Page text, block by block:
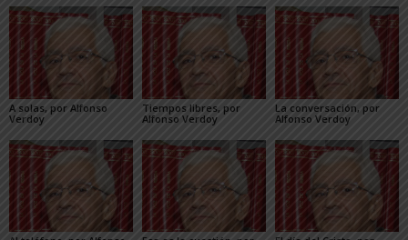
A solas, por Alfonso
Verdoy
Tiempos libres, por
Alfonso Verdoy
La conversación, por
Alfonso Verdoy